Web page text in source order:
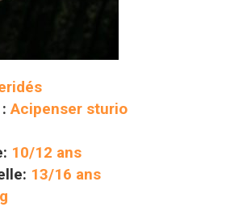
:Acipenser sturio
10/12 ans
13/16 ans